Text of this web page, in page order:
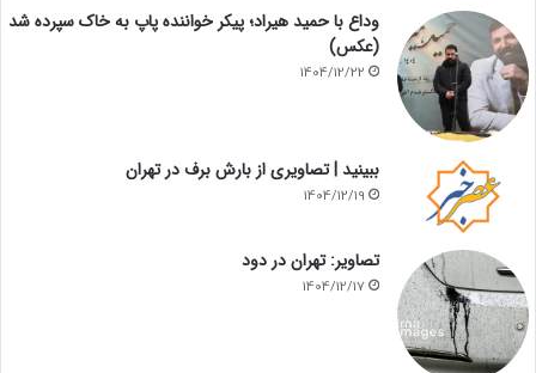
وداع با حمید هیراد؛ پیکر خواننده پاپ به خاک سپرده شد
(عکس)
1404/12/22
ببینید | تصاویری از بارش برف در تهران
1404/12/19
تصاویر: تهران در دود
1404/12/17